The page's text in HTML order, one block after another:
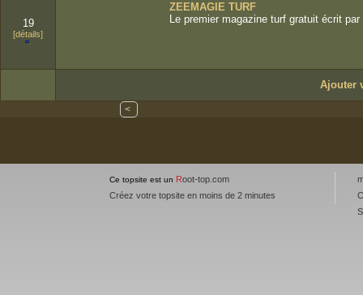
19
[détails]
ZEEMAGIE TURF
Le premier magazine turf gratuit écrit
Ajouter
<
Ce topsite est un Root-top.com
Créez votre topsite en moins de 2 minutes